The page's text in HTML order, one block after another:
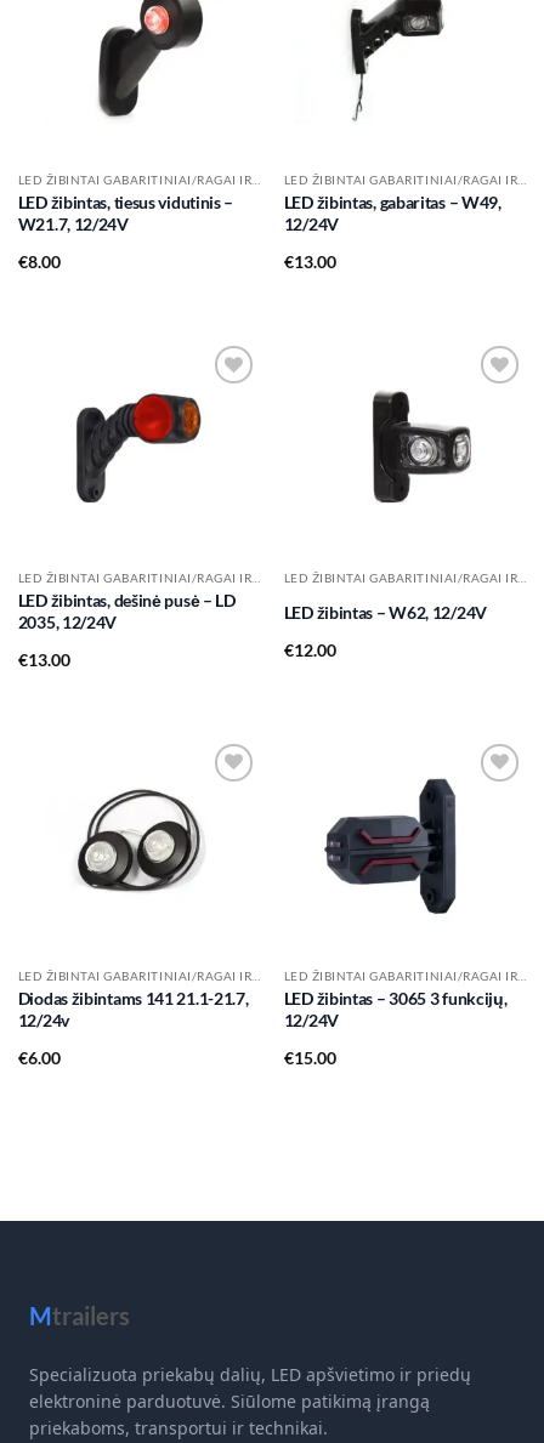
wishlist
LED žibintas, tiesus vidutinis –
W21.7, 12/24V
€8.00
LED žibintas, gabaritas – W49,
12/24V
€13.00
wishlist
LED žibintas, dešinė pusė – LD
2035, 12/24V
€13.00
LED žibintas – W62, 12/24V
€12.00
Diodas žibintams 141 21.1-21.7,
12/24v
€6.00
LED žibintas – 3065 3 funkcijų,
12/24V
€15.00
Mtrailers
Specializuota priekabų dalių, LED apšvietimo ir priedų
elektroninė parduotuvė. Siūlome patikimą įrangą
priekaboms, transportui ir technikai.